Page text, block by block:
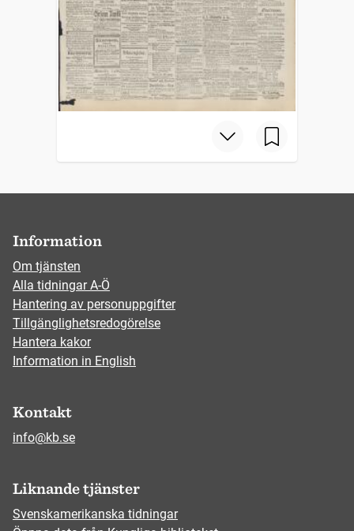
Information
Om tjänsten
Alla tidningar A-Ö
Hantering av personuppgifter
Tillgänglighetsredogörelse
Hantera kakor
Information in English
Kontakt
info@kb.se
Liknande tjänster
Svenskamerikanska tidningar